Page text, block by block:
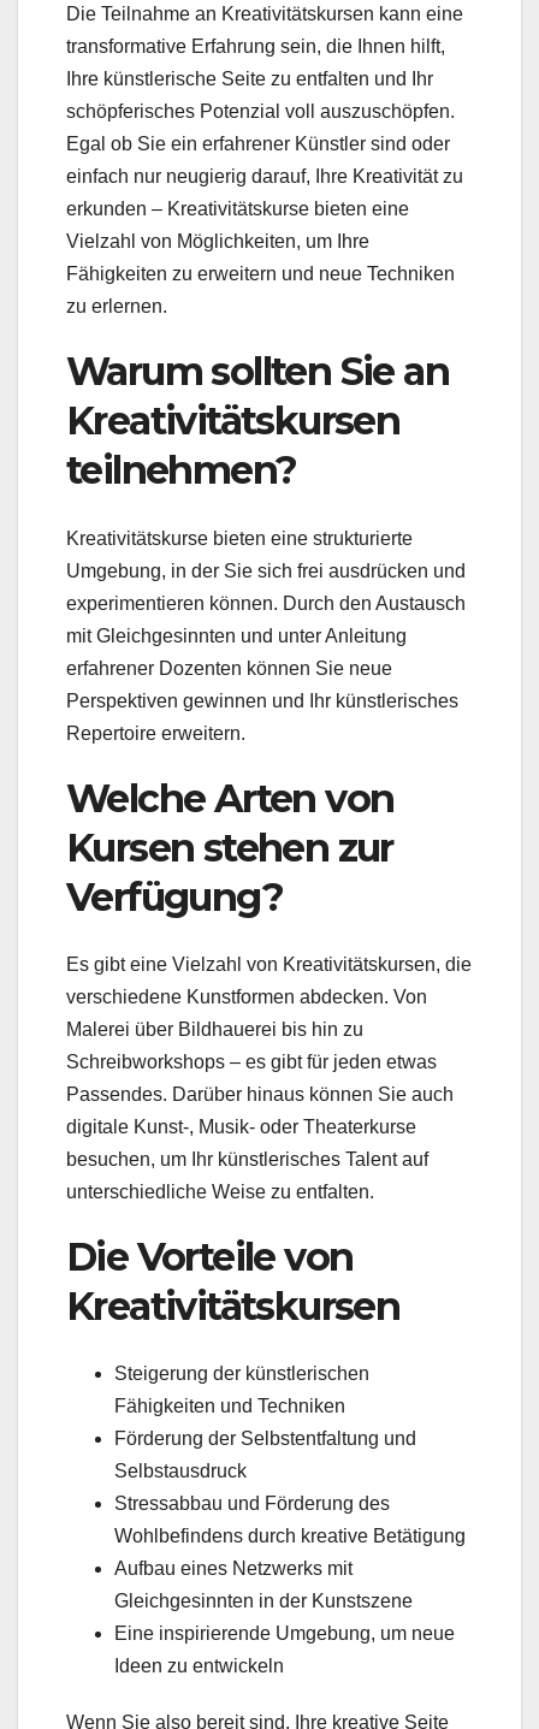
Die Teilnahme an Kreativitätskursen kann eine
transformative Erfahrung sein, die Ihnen hilft,
Ihre künstlerische Seite zu entfalten und Ihr
schöpferisches Potenzial voll auszuschöpfen.
Egal ob Sie ein erfahrener Künstler sind oder
einfach nur neugierig darauf, Ihre Kreativität zu
erkunden – Kreativitätskurse bieten eine
Vielzahl von Möglichkeiten, um Ihre
Fähigkeiten zu erweitern und neue Techniken
zu erlernen.
Warum sollten Sie an
Kreativitätskursen
teilnehmen?
Kreativitätskurse bieten eine strukturierte
Umgebung, in der Sie sich frei ausdrücken und
experimentieren können. Durch den Austausch
mit Gleichgesinnten und unter Anleitung
erfahrener Dozenten können Sie neue
Perspektiven gewinnen und Ihr künstlerisches
Repertoire erweitern.
Welche Arten von
Kursen stehen zur
Verfügung?
Es gibt eine Vielzahl von Kreativitätskursen, die
verschiedene Kunstformen abdecken. Von
Malerei über Bildhauerei bis hin zu
Schreibworkshops – es gibt für jeden etwas
Passendes. Darüber hinaus können Sie auch
digitale Kunst-, Musik- oder Theaterkurse
besuchen, um Ihr künstlerisches Talent auf
unterschiedliche Weise zu entfalten.
Die Vorteile von
Kreativitätskursen
Steigerung der künstlerischen
Fähigkeiten und Techniken
Förderung der Selbstentfaltung und
Selbstausdruck
Stressabbau und Förderung des
Wohlbefindens durch kreative Betätigung
Aufbau eines Netzwerks mit
Gleichgesinnten in der Kunstszene
Eine inspirierende Umgebung, um neue
Ideen zu entwickeln
Wenn Sie also bereit sind, Ihre kreative Seite